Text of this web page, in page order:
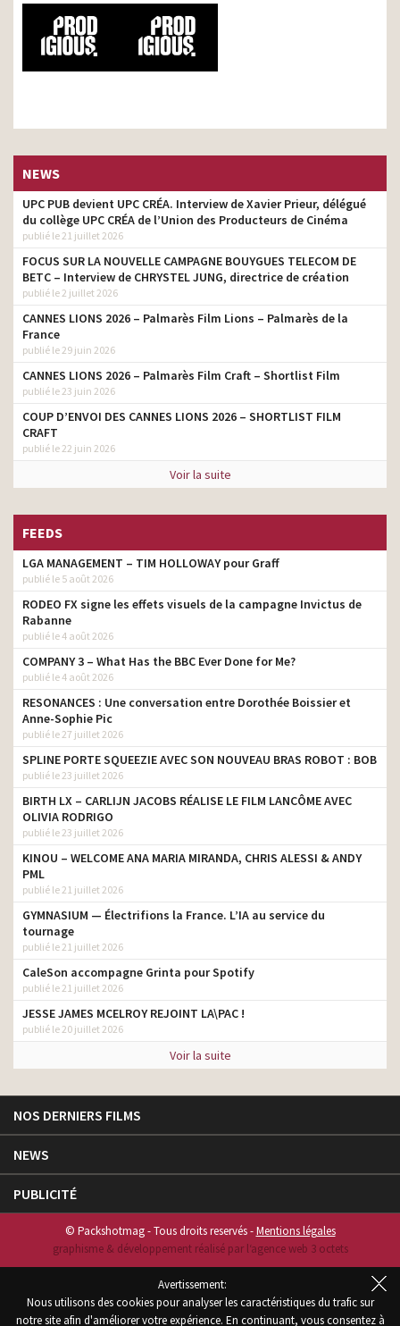
NEWS
UPC PUB devient UPC CRÉA. Interview de Xavier Prieur, délégué
du collège UPC CRÉA de l’Union des Producteurs de Cinéma
publié le 21 juillet 2026
FOCUS SUR LA NOUVELLE CAMPAGNE BOUYGUES TELECOM DE
BETC – Interview de CHRYSTEL JUNG, directrice de création
publié le 2 juillet 2026
CANNES LIONS 2026 – Palmarès Film Lions – Palmarès de la
France
publié le 29 juin 2026
CANNES LIONS 2026 – Palmarès Film Craft – Shortlist Film
publié le 23 juin 2026
COUP D’ENVOI DES CANNES LIONS 2026 – SHORTLIST FILM
CRAFT
publié le 22 juin 2026
Voir la suite
FEEDS
LGA MANAGEMENT – TIM HOLLOWAY pour Graff
publié le 5 août 2026
RODEO FX signe les effets visuels de la campagne Invictus de
Rabanne
publié le 4 août 2026
COMPANY 3 – What Has the BBC Ever Done for Me?
publié le 4 août 2026
RESONANCES : Une conversation entre Dorothée Boissier et
Anne-Sophie Pic
publié le 27 juillet 2026
SPLINE PORTE SQUEEZIE AVEC SON NOUVEAU BRAS ROBOT : BOB
publié le 23 juillet 2026
BIRTH LX – CARLIJN JACOBS RÉALISE LE FILM LANCÔME AVEC
OLIVIA RODRIGO
publié le 23 juillet 2026
KINOU – WELCOME ANA MARIA MIRANDA, CHRIS ALESSI & ANDY
PML
publié le 21 juillet 2026
GYMNASIUM — Électrifions la France. L’IA au service du
tournage
publié le 21 juillet 2026
CaleSon accompagne Grinta pour Spotify
publié le 21 juillet 2026
JESSE JAMES MCELROY REJOINT LA\PAC !
publié le 20 juillet 2026
Voir la suite
NOS DERNIERS FILMS
NEWS
PUBLICITÉ
© Packshotmag - Tous droits reservés -Mentions légales
graphisme & développement réalisé par l‘agence web 3 octets
Avertissement:
Nous utilisons des cookies pour analyser les caractéristiques du trafic sur
notre site afin d'améliorer votre expérience. En continuant, vous consentez à